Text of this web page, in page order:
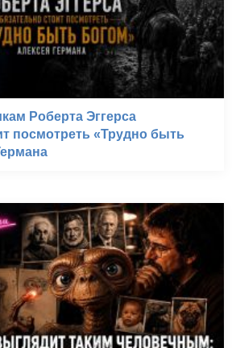
Роберта Эггерса
посмотреть «Трудно быть